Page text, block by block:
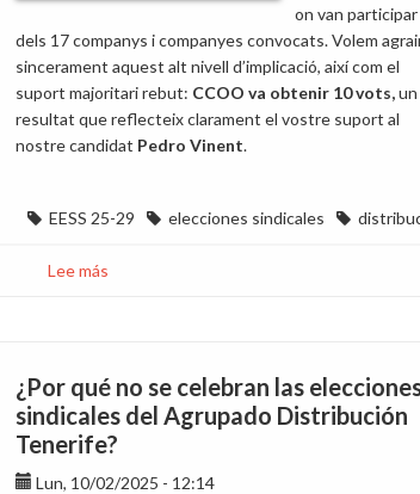
on van participar
dels 17 companys i companyes convocats. Volem
sincerament aquest alt nivell d’implicació, així com el
suport majoritari rebut: CCOO va obtenir 10 vots,un
resultat que reflecteix clarament el vostre suport al
nostre candidat Pedro Vinent.
EESS 25-29 elecciones sindicales
Lee más
vostra
participació
i
confiança
en
¿Por qué no se celebran las
sindicales del Agrupado Distribución
Tenerife?
Lun, 10/02/2025 - 12:14